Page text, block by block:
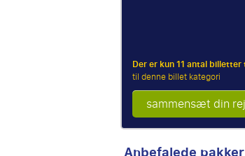
Der er kun 11 antal
til denne billet kategori
sammensæt din